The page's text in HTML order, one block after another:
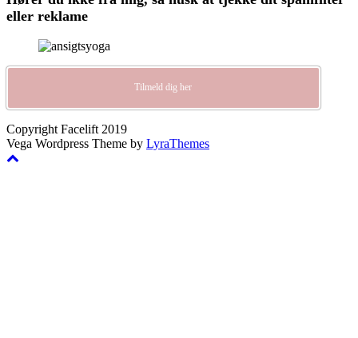
eller reklame
Tilmeld dig her
Copyright Facelift 2019
Vega Wordpress Theme by LyraThemes